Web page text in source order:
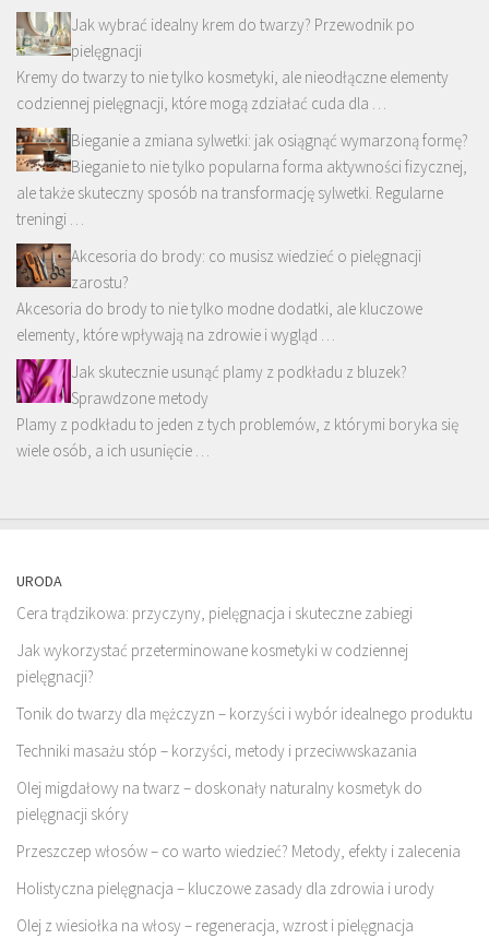
Jak wybrać idealny krem do twarzy? Przewodnik po
pielęgnacji
Kremy do twarzy to nie tylko kosmetyki, ale nieodłączne elementy
codziennej pielęgnacji, które mogą zdziałać cuda dla …
Bieganie a zmiana sylwetki: jak osiągnąć wymarzoną formę?
Bieganie to nie tylko popularna forma aktywności fizycznej,
ale także skuteczny sposób na transformację sylwetki. Regularne
treningi …
Akcesoria do brody: co musisz wiedzieć o pielęgnacji
zarostu?
Akcesoria do brody to nie tylko modne dodatki, ale kluczowe
elementy, które wpływają na zdrowie i wygląd …
Jak skutecznie usunąć plamy z podkładu z bluzek?
Sprawdzone metody
Plamy z podkładu to jeden z tych problemów, z którymi boryka się
wiele osób, a ich usunięcie …
URODA
Cera trądzikowa: przyczyny, pielęgnacja i skuteczne zabiegi
Jak wykorzystać przeterminowane kosmetyki w codziennej
pielęgnacji?
Tonik do twarzy dla mężczyzn – korzyści i wybór idealnego produktu
Techniki masażu stóp – korzyści, metody i przeciwwskazania
Olej migdałowy na twarz – doskonały naturalny kosmetyk do
pielęgnacji skóry
Przeszczep włosów – co warto wiedzieć? Metody, efekty i zalecenia
Holistyczna pielęgnacja – kluczowe zasady dla zdrowia i urody
Olej z wiesiołka na włosy – regeneracja, wzrost i pielęgnacja